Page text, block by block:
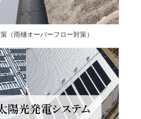
（雨樋オーバーフロー対策）